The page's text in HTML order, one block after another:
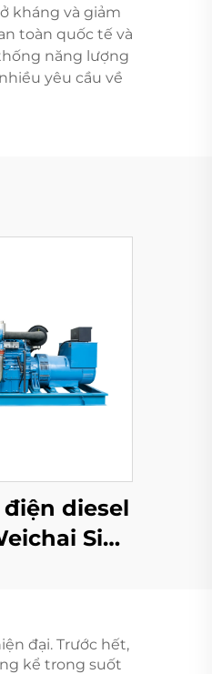
kháng và giảm
toàn quốc tế và
năng lượng
yêu cầu về
diesel
Siêu
diesel im
đại. Trước hết,
kể trong suốt